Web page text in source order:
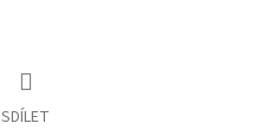
SDÍLET